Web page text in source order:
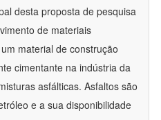
desta proposta de pesquisa
de materiais
material de construção
cimentante na indústria da
asfálticas. Asfaltos são
e a sua disponibilidade